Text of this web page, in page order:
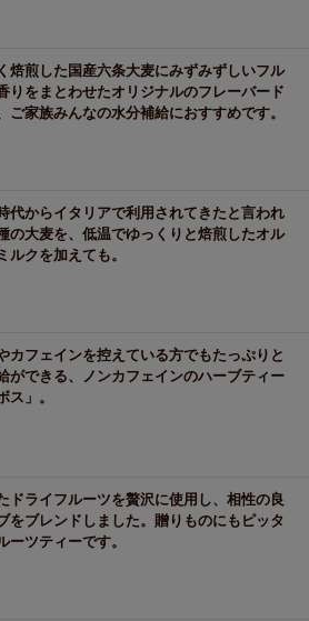
焙煎した国産六条大麦にみずみずしいフル
りをまとわせたオリジナルのフレーバード
ご家族みんなの水分補給におすすめです。
代からイタリアで利用されてきたと言われ
の大麦を、低温でゆっくりと焙煎したオル
ルクを加えても。
カフェインを控えている方でもたっぷりと
ができる、ノンカフェインのハーブティー
ス」。
ドライフルーツを贅沢に使用し、相性の良
をブレンドしました。贈りものにもピッタ
ーツティーです。